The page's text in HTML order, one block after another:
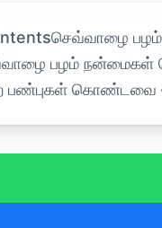
பழம் நன்மைகள்
பண்புகள் கொண்டவை